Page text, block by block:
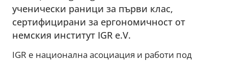
ученически раници за първи клас,
сертифицирани за ергономичност от
немския институт IGR e.V.
IGR е национална асоциация и работи под